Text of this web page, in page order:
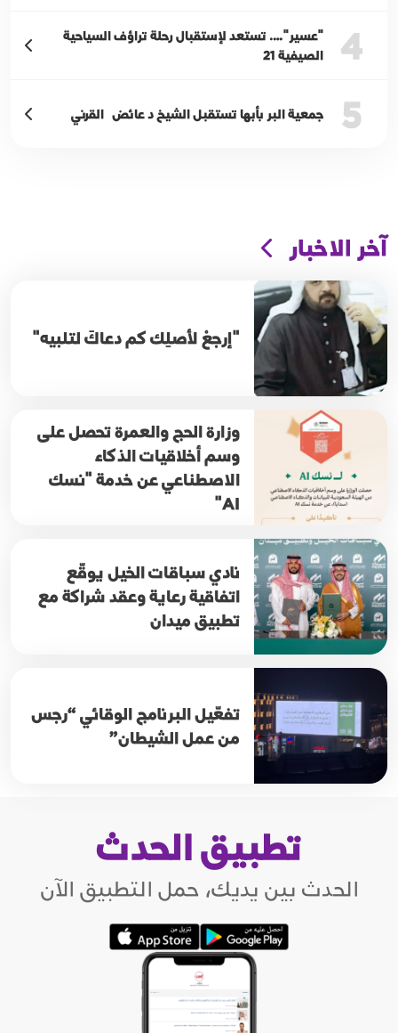
4
"عسير"…. تستعد لإستقبال رحلة تراؤف السياحية
الصيفية 21
5 جمعية البر بأبها تستقبل الشيخ د عائض القرني
آخر الاخبار
"إرجعْ لأصلِك كم دعاكَ لتلبيه"
وزارة الحج والعمرة تحصل على
وسم أخلاقيات الذكاء
الاصطناعي عن خدمة "نسك
AI"
نادي سباقات الخيل يوقّع
اتفاقية رعاية وعقد شراكة مع
تطبيق ميدان
تفعّيل البرنامج الوقائي “رجس
من عمل الشيطان”
تطبيق الحدث
الحدث بين يديك، حمل التطبيق الآن